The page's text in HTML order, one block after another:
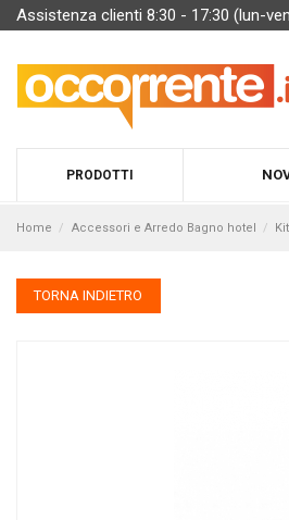
Assistenza clienti 8:30 - 17:30 (lun-
PRODOTTI
Home Accessori e Arredo Bagno hotel
TORNA INDIETRO